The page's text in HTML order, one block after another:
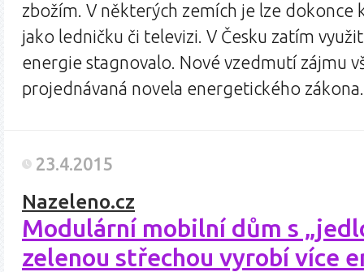
zbožím. V některých zemích je lze dokonce
jako ledničku či televizi. V Česku zatím
energie stagnovalo. Nové vzedmutí zájmu
projednávaná novela energetického
23.4.2015
Nazeleno.cz
Modulární mobilní dům s
zelenou střechou vyrobí více